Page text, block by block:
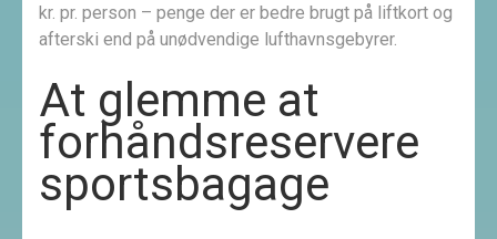
kr. pr. person – penge der er bedre brugt på liftkort og
afterski end på unødvendige lufthavnsgebyrer.
At glemme at
forhåndsreservere
sportsbagage